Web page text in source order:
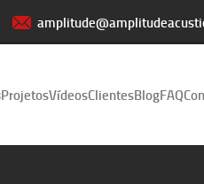
ProjetosVídeosClientesBlogFAQ